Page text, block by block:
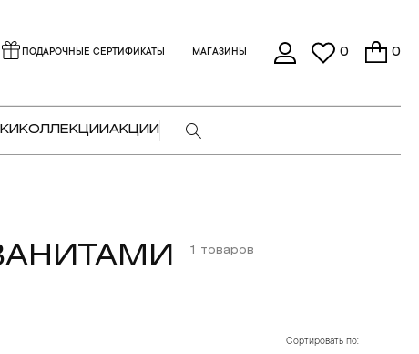
ПОДАРОЧНЫЕ СЕРТИФИКАТЫ МАГАЗИНЫ 0 0
КОЛЛЕКЦИИАКЦИИ
1 товаров
Сортировать по: